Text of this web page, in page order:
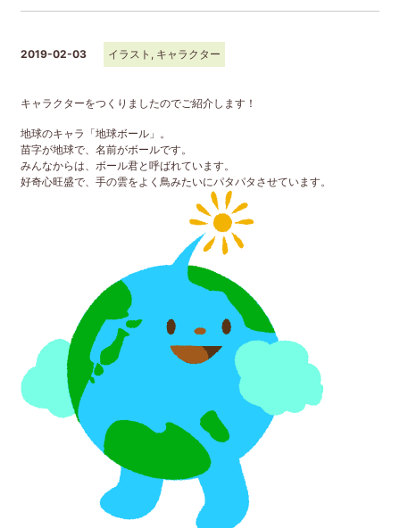
2019-02-03 イラスト , キャラクター
キャラクターをつくりましたのでご紹介します！
地球のキャラ「地球ボール」。
苗字が地球で、名前がボールです。
みんなからは、ボール君と呼ばれています。
好奇心旺盛で、手の雲をよく鳥みたいにパタパタさせています。